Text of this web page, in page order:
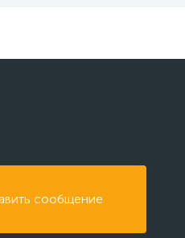
сообщение